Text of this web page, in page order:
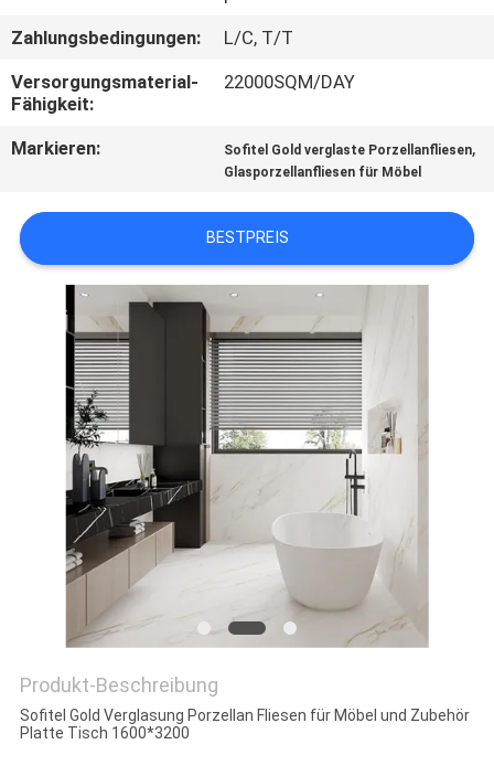
BITTE UM
EIN
ANGEBOT
DATENSCHUTZRICHTLINIE
Zahlungsbedingungen:
L/C, T/T
Versorgungsmaterial-
Fähigkeit:
22000SQM/DAY
Markieren: Sofitel Gold verglaste Porzellanfliesen,
Glasporzellanfliesen für Möbel
BESTPREIS
Produkt-Beschreibung
Sofitel Gold Verglasung Porzellan Fliesen für Möbel und Zubehör
Platte Tisch 1600*3200